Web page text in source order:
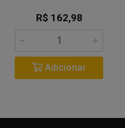
R$ 162,98
Adicionar